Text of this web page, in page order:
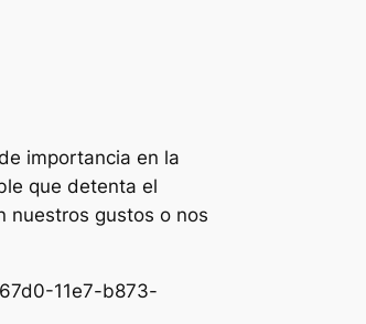
importancia en la
que detenta el
nuestros gustos o nos
67d0-11e7-b873-